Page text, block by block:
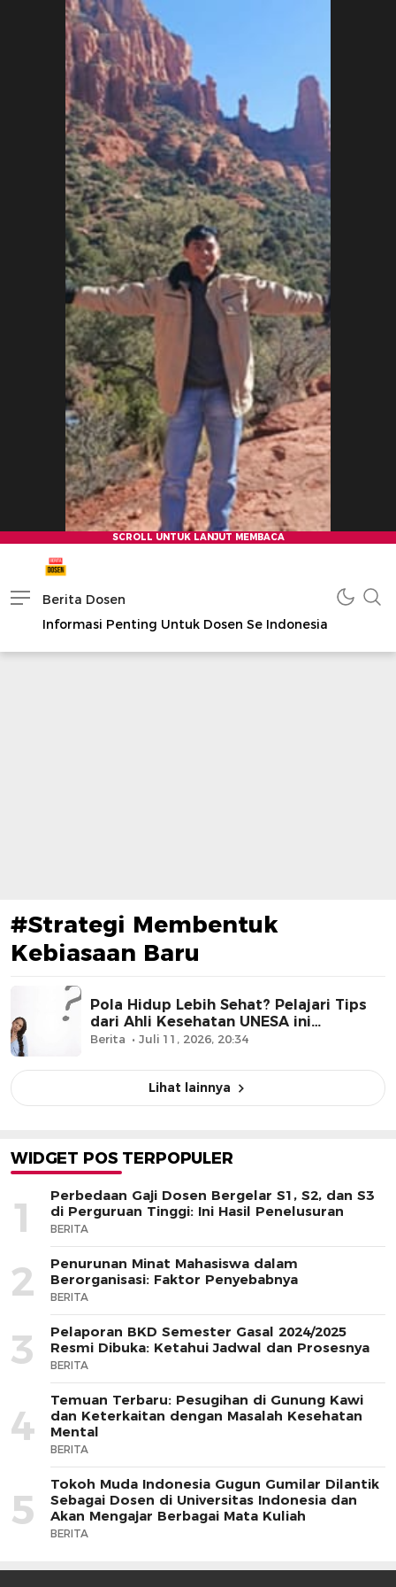
Berita Dosen
Informasi Penting Untuk Dosen Se Indonesia
#Strategi Membentuk
Kebiasaan Baru
Pola Hidup Lebih Sehat? Pelajari Tips
dari Ahli Kesehatan UNESA ini…
Berita Juli 11, 2026, 20:34
Lihat lainnya
WIDGET POS TERPOPULER
1
Perbedaan Gaji Dosen Bergelar S1, S2, dan S3
di Perguruan Tinggi: Ini Hasil Penelusuran
BERITA
2
Penurunan Minat Mahasiswa dalam
Berorganisasi: Faktor Penyebabnya
BERITA
3
Pelaporan BKD Semester Gasal 2024/2025
Resmi Dibuka: Ketahui Jadwal dan Prosesnya
BERITA
4
Temuan Terbaru: Pesugihan di Gunung Kawi
dan Keterkaitan dengan Masalah Kesehatan
Mental
BERITA
5
Tokoh Muda Indonesia Gugun Gumilar Dilantik
Sebagai Dosen di Universitas Indonesia dan
Akan Mengajar Berbagai Mata Kuliah
BERITA